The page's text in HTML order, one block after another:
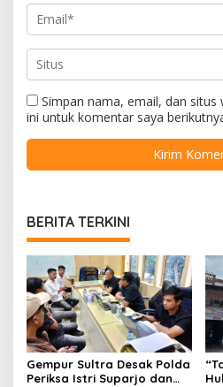
Simpan nama, email, dan situs
ini untuk komentar saya
BERITA TERKINI
Gempur Sultra Desak Polda
Periksa Istri Suparjo dan